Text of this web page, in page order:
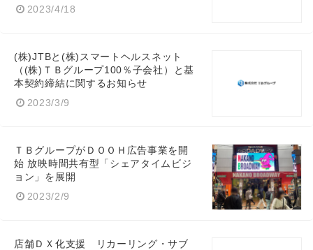
2023/4/18
(株)JTBと(株)スマートヘルスネット
（(株)ＴＢグループ100％子会社）と基
本契約締結に関するお知らせ
2023/3/9
ＴＢグループがＤＯＯＨ広告事業を開
始 放映時間共有型「シェアタイムビジ
ョン」を展開
2023/2/9
店舗ＤＸ化支援 リカーリング・サブ